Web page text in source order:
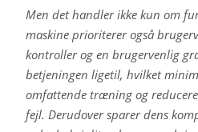
Men det handler ikke kun om
maskine prioriterer også
kontroller og en brugervenlig
betjeningen ligetil, hvilket
omfattende træning og
fejl. Derudover sparer dens